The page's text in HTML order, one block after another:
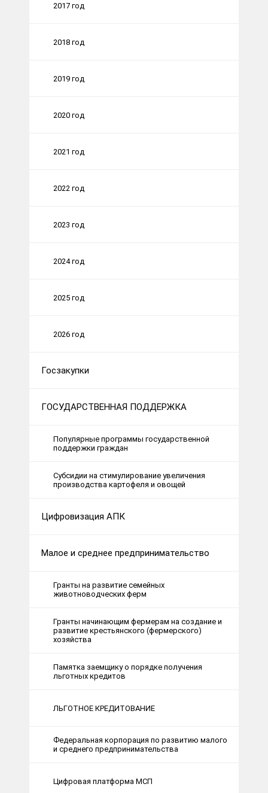
2017 год
2018 год
2019 год
2020 год
2021 год
2022 год
2023 год
2024 год
2025 год
2026 год
Госзакупки
ГОСУДАРСТВЕННАЯ ПОДДЕРЖКА
Популярные программы государственной
поддержки граждан
Субсидии на стимулирование увеличения
производства картофеля и овощей
Цифровизация АПК
Малое и среднее предпринимательство
Гранты на развитие семейных
животноводческих ферм
Гранты начинающим фермерам на создание и
развитие крестьянского (фермерского)
хозяйства
Памятка заемщику о порядке получения
льготных кредитов
ЛЬГОТНОЕ КРЕДИТОВАНИЕ
Федеральная корпорация по развитию малого
и среднего предпринимательства
Цифровая платформа МСП